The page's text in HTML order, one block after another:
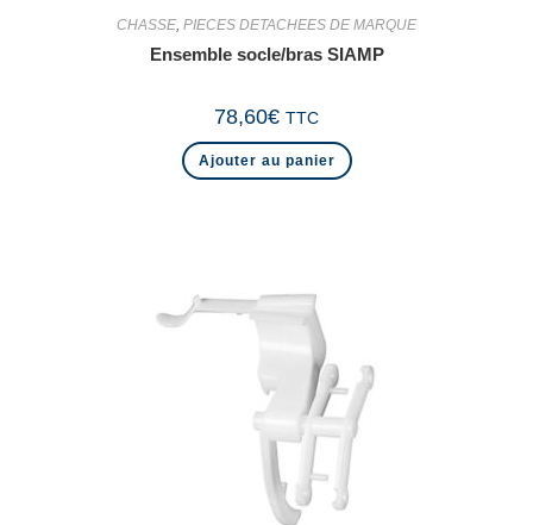
CHASSE, PIECES DETACHEES DE MARQUE
Ensemble socle/bras SIAMP
78,60€ TTC
Ajouter au panier